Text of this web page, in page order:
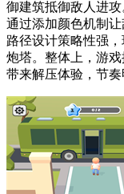
御建筑抵御敌人进
通过添加颜色机制
路径设计策略性强
炮塔。整体上，游
带来解压体验，节奏